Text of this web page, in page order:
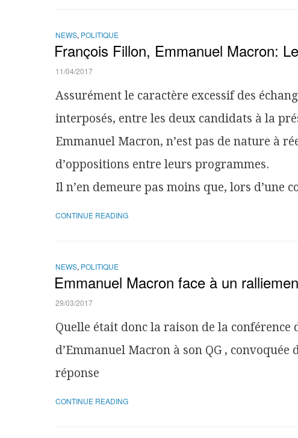
NEWS, POLITIQUE
François Fillon, Emmanuel Macron:
11/04/2017
Assurément le caractère excessif des
interposés, entre les deux candidats à la
Emmanuel Macron, n’est pas de nature à
d’oppositions entre leurs programmes.
Il n’en demeure pas moins que, lors d’une
CONTINUE READING
NEWS, POLITIQUE
Emmanuel Macron face à un
29/03/2017
Quelle était donc la raison de la
d’Emmanuel Macron à son QG ,
réponse
CONTINUE READING